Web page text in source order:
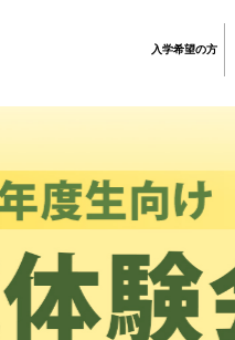
入学希望の方